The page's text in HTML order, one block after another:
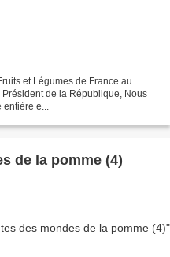
et Légumes de France au
de la République, Nous
e...
de la pomme (4)